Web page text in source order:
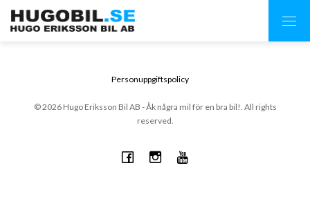
© 2026 Hugo Eriksson Bil AB - Åk några mil för en bra bil!. All rights
reserved.
Personuppgiftspolicy